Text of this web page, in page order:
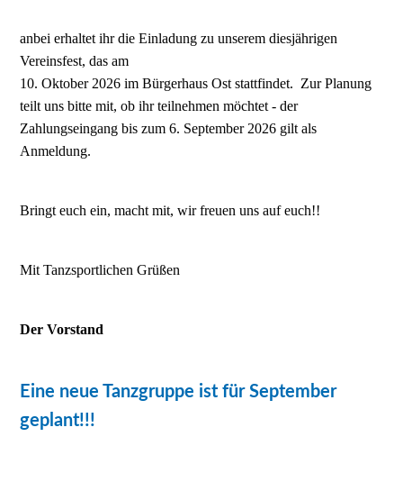
anbei erhaltet ihr die Einladung zu unserem diesjährigen
Vereinsfest, das am
10. Oktober 2026 im Bürgerhaus Ost stattfindet. Zur Planung
teilt uns bitte mit, ob ihr teilnehmen möchtet - der
Zahlungseingang bis zum 6. September 2026 gilt als
Anmeldung.
Bringt euch ein, macht mit, wir freuen uns auf euch!!
Mit Tanzsportlichen Grüßen
Der Vorstand
Eine neue Tanzgruppe ist für September
geplant!!!